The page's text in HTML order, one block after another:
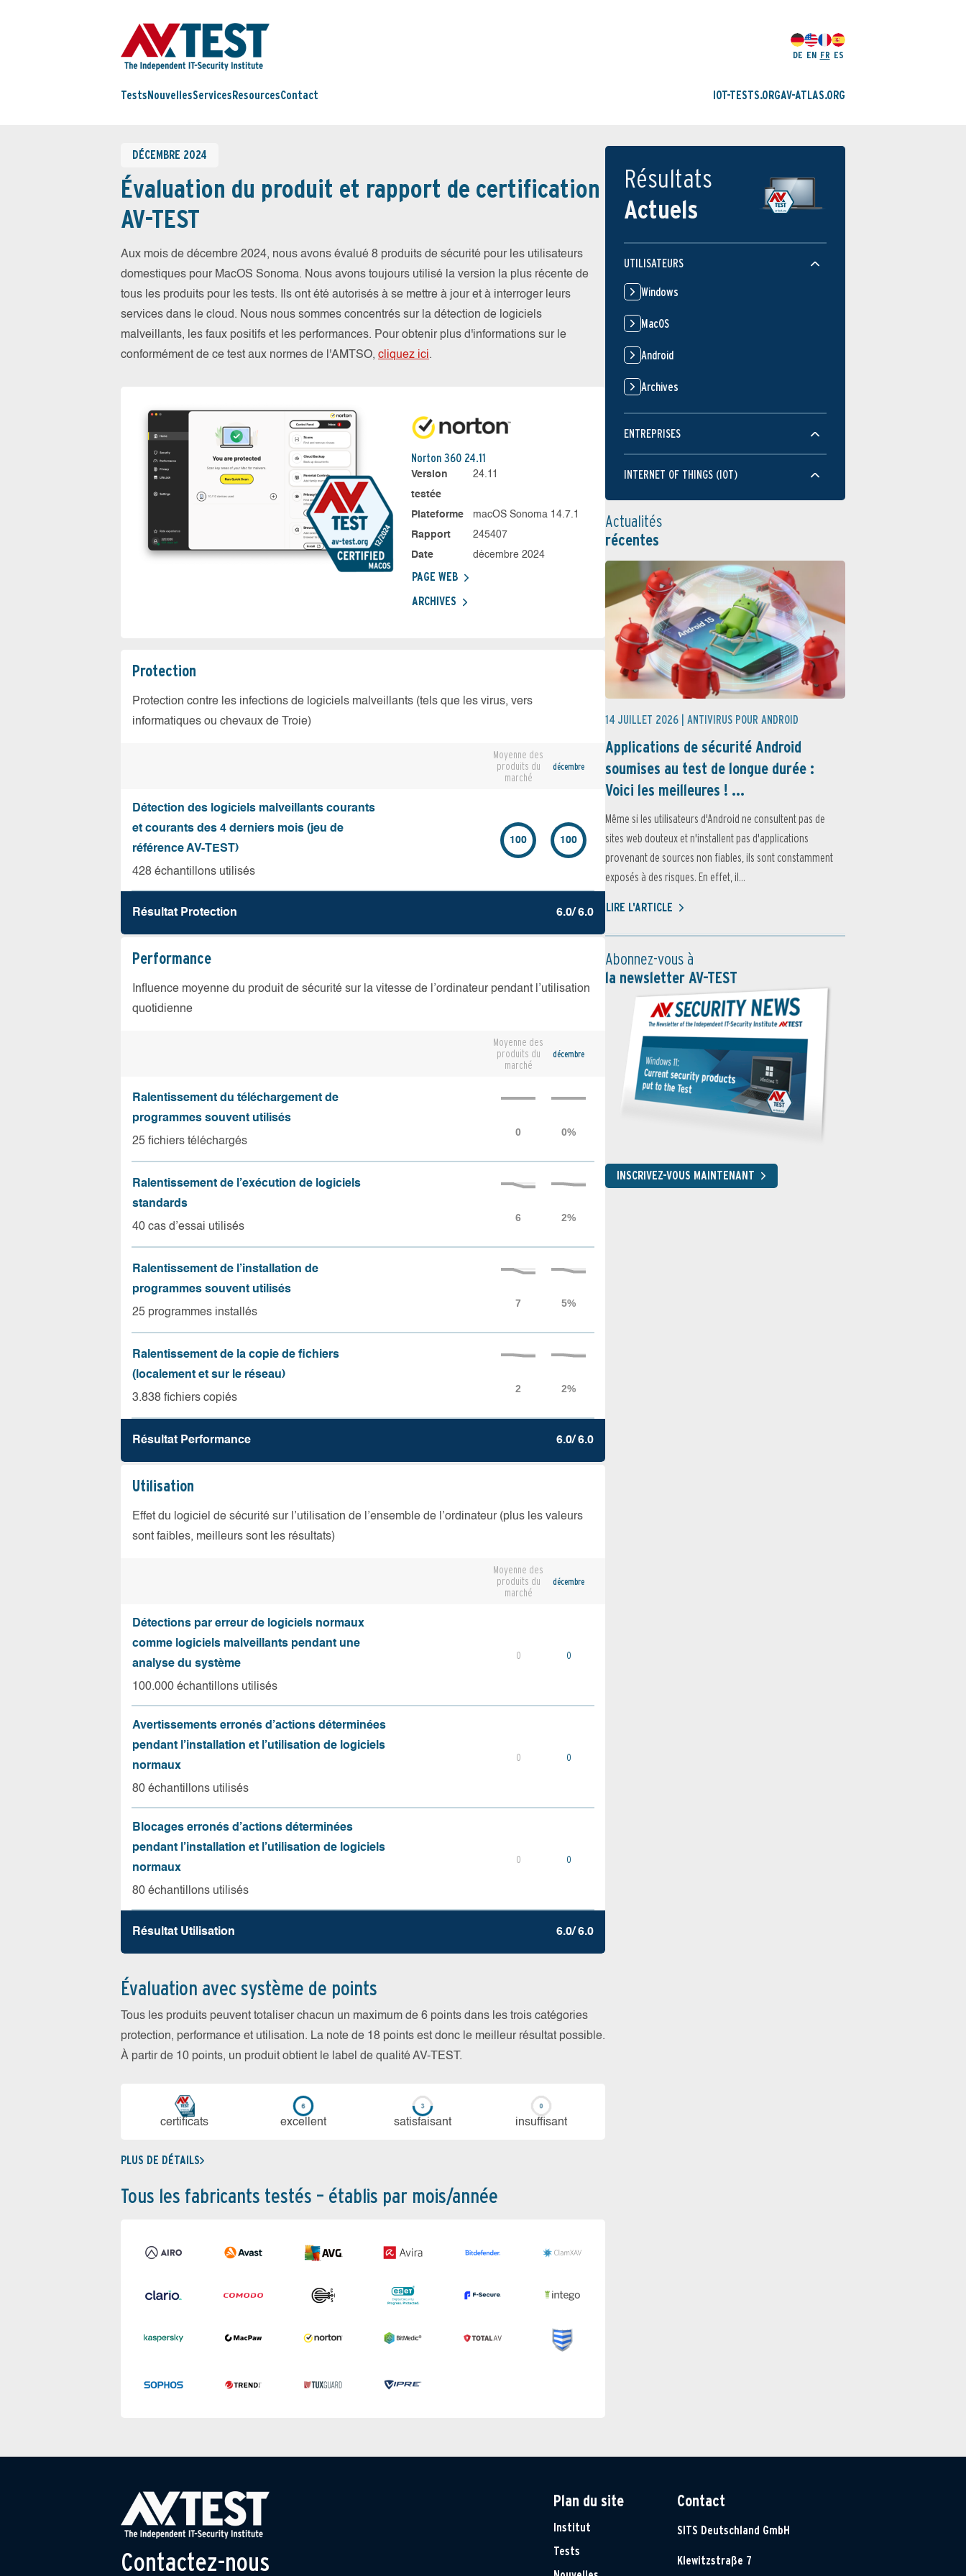
DE EN FR ES
Tests NouvellesServices ResourcesContact IOT-TESTS.ORGAV-ATLAS.ORG
DÉCEMBRE 2024
Évaluation du produit et rapport de certification
AV-TEST
Aux mois de décembre 2024, nous avons évalué 8 produits de sécurité pour les utilisateurs
domestiques pour MacOS Sonoma. Nous avons toujours utilisé la version la plus récente de
tous les produits pour les tests. Ils ont été autorisés à se mettre à jour et à interroger leurs
services dans le cloud. Nous nous sommes concentrés sur la détection de logiciels
malveillants, les faux positifs et les performances. Pour obtenir plus d'informations sur le
conformément de ce test aux normes de l'AMTSO, cliquez ici.
Norton 360 24.11
Version
testée
24.11
Plateforme
macOS Sonoma 14.7.1
Rapport
245407
Date
décembre 2024
PAGE WEB
ARCHIVES
Protection
Protection contre les infections de logiciels malveillants (tels que les virus, vers
informatiques ou chevaux de Troie)
Moyenne des
produits du
marché
décembre
Détection des logiciels malveillants courants
et courants des 4 derniers mois (jeu de
référence AV-TEST)
428 échantillons utilisés
100 100
Résultat Protection 6.0/ 6.0
Performance
Influence moyenne du produit de sécurité sur la vitesse de l’ordinateur pendant l’utilisation
quotidienne
Moyenne des
produits du
marché
décembre
Ralentissement du téléchargement de
programmes souvent utilisés
25 fichiers téléchargés
Ralentissement de l’exécution de logiciels
standards
40 cas d’essai utilisés
Ralentissement de l’installation de
programmes souvent utilisés
25 programmes installés
Ralentissement de la copie de fichiers
(localement et sur le réseau)
3.838 fichiers copiés
Résultat Performance 6.0/ 6.0
Utilisation
Effet du logiciel de sécurité sur l’utilisation de l’ensemble de l’ordinateur (plus les valeurs
sont faibles, meilleurs sont les résultats)
Moyenne des
produits du
marché
décembre
Détections par erreur de logiciels normaux
comme logiciels malveillants pendant une
analyse du système
100.000 échantillons utilisés
0 0
Avertissements erronés d’actions déterminées
pendant l’installation et l’utilisation de logiciels
normaux
80 échantillons utilisés
0 0
Blocages erronés d’actions déterminées
pendant l’installation et l’utilisation de logiciels
normaux
80 échantillons utilisés
0 0
Résultat Utilisation 6.0/ 6.0
Évaluation avec système de points
Tous les produits peuvent totaliser chacun un maximum de 6 points dans les trois catégories
protection, performance et utilisation. La note de 18 points est donc le meilleur résultat possible.
À partir de 10 points, un produit obtient le label de qualité AV-TEST.
certi­ficats ex­cellent sa­tis­fai­sant in­suf­fi­sant
PLUS DE DÉTAILS
Tous les fabricants testés – établis par mois/année
Résultats
Actuels
UTILISATEURS
Windows
MacOS
Android
Archives
ENTREPRISES
INTERNET OF THINGS (IOT)
Actualités
récentes
14 JUILLET 2026 | ANTIVIRUS POUR ANDROID
Applications de sécurité Android
soumises au test de longue durée :
Voici les meilleures ! ...
Même si les utilisateurs d'Android ne consultent pas de
sites web douteux et n'installent pas d'applications
provenant de sources non fiables, ils sont constamment
exposés à des risques. En effet, il...
LIRE L'ARTICLE
Abonnez-vous à
la newsletter AV-TEST
INSCRIVEZ-VOUS MAINTENANT
Contactez-nous
Plan du site
Institut
Tests
Contact
SITS Deutschland GmbH
Klewitzstraße 7